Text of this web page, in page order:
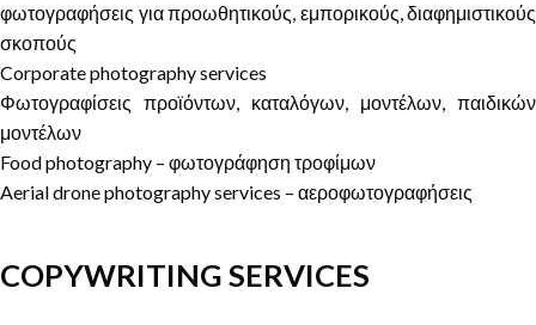
φωτογραφήσεις για προωθητικούς, εμπορικούς, διαφημιστικούς
σκοπούς
Corporate photography services
Φωτογραφίσεις προϊόντων, καταλόγων, μοντέλων, παιδικών
μοντέλων
Food photography – φωτογράφηση τροφίμων
Aerial drone photography services – αεροφωτογραφήσεις
COPYWRITING SERVICES